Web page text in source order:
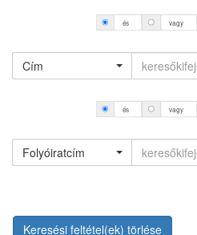
és vagy
Cím
és vagy
Folyóiratcím
Keresési feltétel(ek) törlése